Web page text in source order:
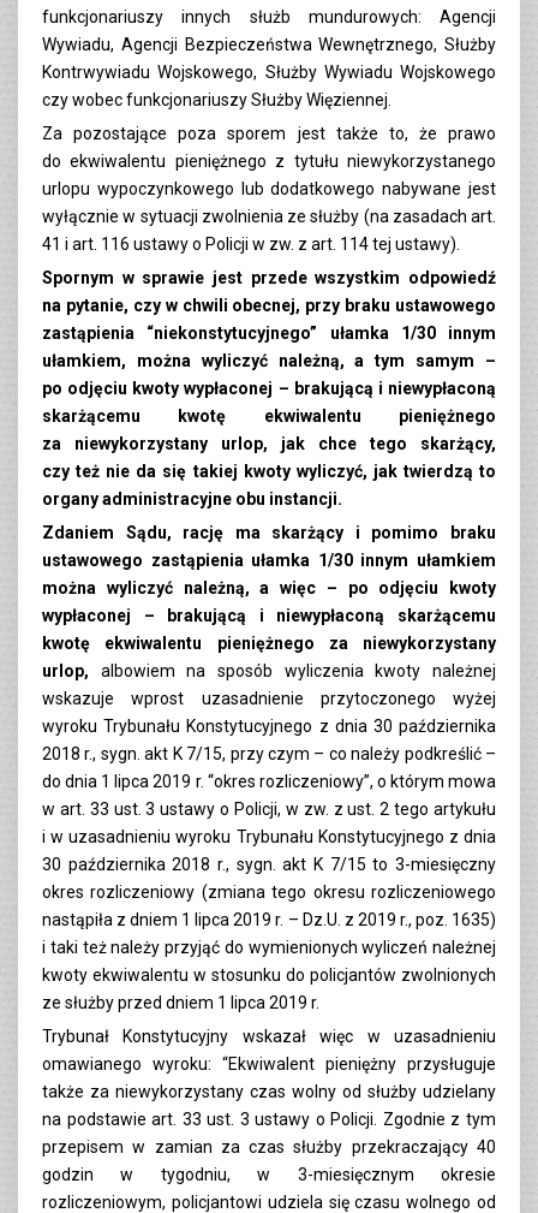
funkcjonariuszy innych służb mundurowych: Agencji
Wywiadu, Agencji Bezpieczeństwa Wewnętrznego, Służby
Kontrwywiadu Wojskowego, Służby Wywiadu Wojskowego
czy wobec funkcjonariuszy Służby Więziennej.
Za pozostające poza sporem jest także to, że prawo
do ekwiwalentu pieniężnego z tytułu niewykorzystanego
urlopu wypoczynkowego lub dodatkowego nabywane jest
wyłącznie w sytuacji zwolnienia ze służby (na zasadach art.
41 i art. 116 ustawy o Policji w zw. z art. 114 tej ustawy).
Spornym w sprawie jest przede wszystkim odpowiedź
na pytanie, czy w chwili obecnej, przy braku ustawowego
zastąpienia “niekonstytucyjnego” ułamka 1/30 innym
ułamkiem, można wyliczyć należną, a tym samym –
po odjęciu kwoty wypłaconej – brakującą i niewypłaconą
skarżącemu kwotę ekwiwalentu pieniężnego
za niewykorzystany urlop, jak chce tego skarżący,
czy też nie da się takiej kwoty wyliczyć, jak twierdzą to
organy administracyjne obu instancji.
Zdaniem Sądu, rację ma skarżący i pomimo braku
ustawowego zastąpienia ułamka 1/30 innym ułamkiem
można wyliczyć należną, a więc – po odjęciu kwoty
wypłaconej – brakującą i niewypłaconą skarżącemu
kwotę ekwiwalentu pieniężnego za niewykorzystany
urlop, albowiem na sposób wyliczenia kwoty należnej
wskazuje wprost uzasadnienie przytoczonego wyżej
wyroku Trybunału Konstytucyjnego z dnia 30 października
2018 r., sygn. akt K 7/15, przy czym – co należy podkreślić –
do dnia 1 lipca 2019 r. “okres rozliczeniowy”, o którym mowa
w art. 33 ust. 3 ustawy o Policji, w zw. z ust. 2 tego artykułu
i w uzasadnieniu wyroku Trybunału Konstytucyjnego z dnia
30 października 2018 r., sygn. akt K 7/15 to 3-miesięczny
okres rozliczeniowy (zmiana tego okresu rozliczeniowego
nastąpiła z dniem 1 lipca 2019 r. – Dz.U. z 2019 r., poz. 1635)
i taki też należy przyjąć do wymienionych wyliczeń należnej
kwoty ekwiwalentu w stosunku do policjantów zwolnionych
ze służby przed dniem 1 lipca 2019 r.
Trybunał Konstytucyjny wskazał więc w uzasadnieniu
omawianego wyroku: “Ekwiwalent pieniężny przysługuje
także za niewykorzystany czas wolny od służby udzielany
na podstawie art. 33 ust. 3 ustawy o Policji. Zgodnie z tym
przepisem w zamian za czas służby przekraczający 40
godzin w tygodniu, w 3-miesięcznym okresie
rozliczeniowym, policjantowi udziela się czasu wolnego od